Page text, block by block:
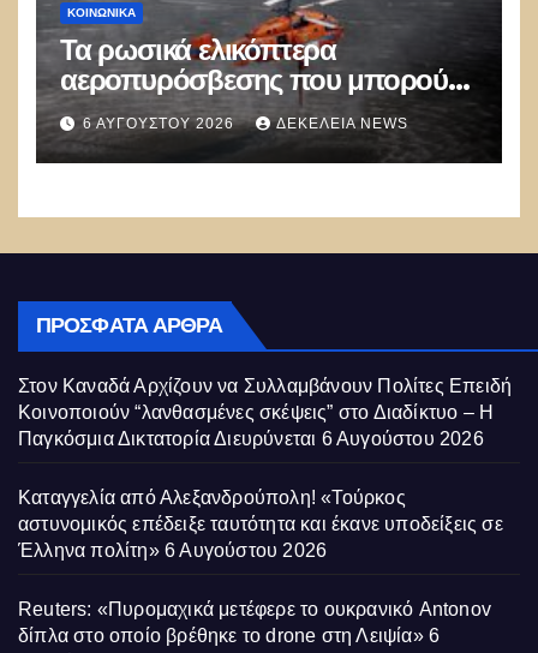
ΚΟΙΝΩΝΙΚΑ
Τα ρωσικά ελικόπτερα
αεροπυρόσβεσης που μπορούν
να ρίχνουν 5 τόνους νερού με 8
μποφόρ
6 ΑΥΓΟΎΣΤΟΥ 2026 ΔΕΚΈΛΕΙΑ NEWS
ΠΡΌΣΦΑΤΑ ΆΡΘΡΑ
Στον Καναδά Αρχίζουν να Συλλαμβάνουν Πολίτες Επειδή
Κοινοποιούν “λανθασμένες σκέψεις” στο Διαδίκτυο – Η
Παγκόσμια Δικτατορία Διευρύνεται 6 Αυγούστου 2026
Καταγγελία από Αλεξανδρούπολη! «Τούρκος
αστυνομικός επέδειξε ταυτότητα και έκανε υποδείξεις σε
Έλληνα πολίτη» 6 Αυγούστου 2026
Reuters: «Πυρομαχικά μετέφερε το ουκρανικό Antonov
δίπλα στο οποίο βρέθηκε το drone στη Λειψία» 6